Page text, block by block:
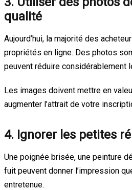
qualité
Aujourd’hui, la majorité des
propriétés en ligne. Des photos
peuvent réduire considérablement
Les images doivent mettre en
augmenter l’attrait de votre
4. Ignorer les petites
Une poignée brisée, une peinture
fuit peuvent donner l’impression
entretenue.